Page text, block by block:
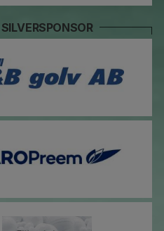
SILVERSPONSOR